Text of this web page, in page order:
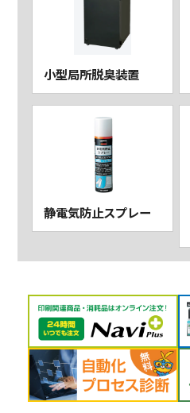
小型局所脱臭装置
静電気防止スプレー